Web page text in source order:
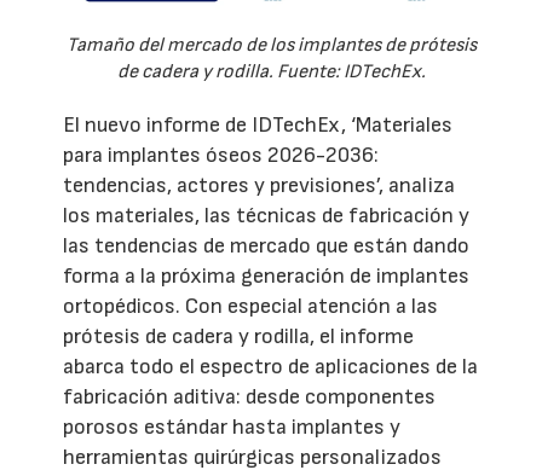
Tamaño del mercado de los implantes de prótesis
de cadera y rodilla. Fuente: IDTechEx.
El nuevo informe de IDTechEx, ‘Materiales
para implantes óseos 2026-2036:
tendencias, actores y previsiones’, analiza
los materiales, las técnicas de fabricación y
las tendencias de mercado que están dando
forma a la próxima generación de implantes
ortopédicos. Con especial atención a las
prótesis de cadera y rodilla, el informe
abarca todo el espectro de aplicaciones de la
fabricación aditiva: desde componentes
porosos estándar hasta implantes y
herramientas quirúrgicas personalizados